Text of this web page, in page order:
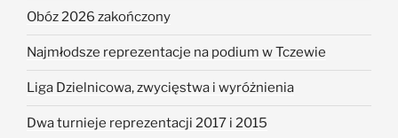
Obóz 2026 zakończony
Najmłodsze reprezentacje na podium w Tczewie
Liga Dzielnicowa, zwycięstwa i wyróżnienia
Dwa turnieje reprezentacji 2017 i 2015